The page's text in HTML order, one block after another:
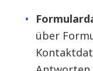
über